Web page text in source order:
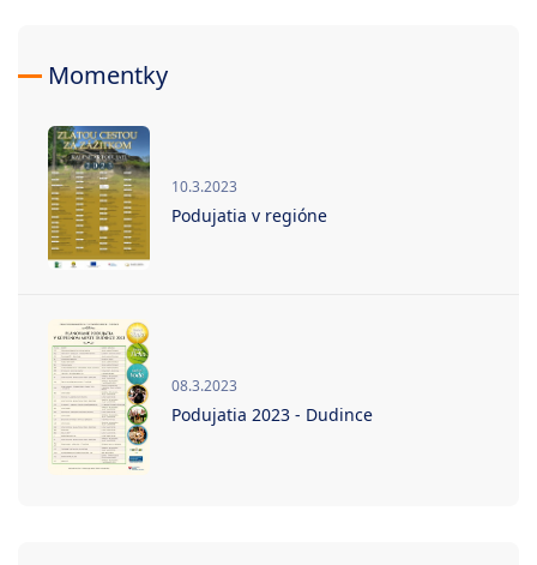
Momentky
10.3.2023
Podujatia v regióne
08.3.2023
Podujatia 2023 - Dudince